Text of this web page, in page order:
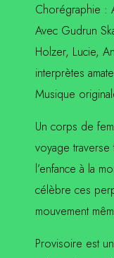
Chorégraphie :
Avec Gudrun
Holzer, Lucie,
interprètes
Musique
Un corps de
voyage
l’enfance à la
célèbre ces
mouvement
Provisoire est